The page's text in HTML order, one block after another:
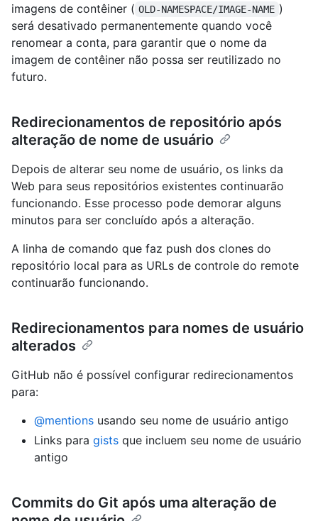
imagens de contêiner ( OLD-NAMESPACE/IMAGE-NAME )
será desativado permanentemente quando você
renomear a conta, para garantir que o nome da
imagem de contêiner não possa ser reutilizado no
futuro.
Redirecionamentos de repositório após
alteração de nome de usuário
Depois de alterar seu nome de usuário, os links da
Web para seus repositórios existentes continuarão
funcionando. Esse processo pode demorar alguns
minutos para ser concluído após a alteração.
A linha de comando que faz push dos clones do
repositório local para as URLs de controle do remote
continuarão funcionando.
Redirecionamentos para nomes de usuário
alterados
GitHub não é possível configurar redirecionamentos
para:
@mentions usando seu nome de usuário antigo
Links para gists que incluem seu nome de usuário
antigo
Commits do Git após uma alteração de